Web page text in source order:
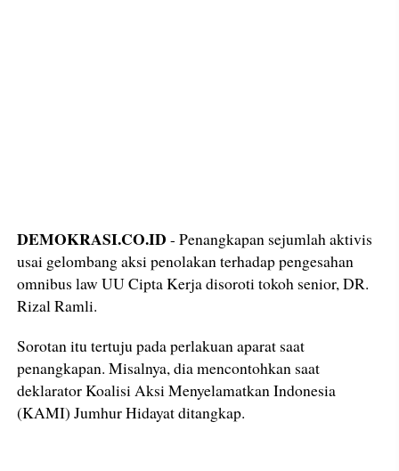
DEMOKRASI.CO.ID - Penangkapan sejumlah aktivis
usai gelombang aksi penolakan terhadap pengesahan
omnibus law UU Cipta Kerja disoroti tokoh senior, DR.
Rizal Ramli.
Sorotan itu tertuju pada perlakuan aparat saat
penangkapan. Misalnya, dia mencontohkan saat
deklarator Koalisi Aksi Menyelamatkan Indonesia
(KAMI) Jumhur Hidayat ditangkap.